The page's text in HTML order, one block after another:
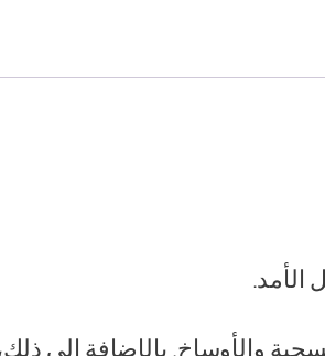
الأمد.
والأوساخ. بالإضافة إلى